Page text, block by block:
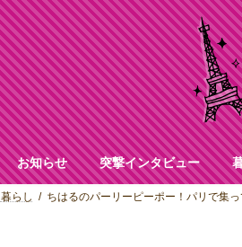
お知らせ 突撃インタビュー
暮らし ちはるのパーリーピーポー！パリで集っ